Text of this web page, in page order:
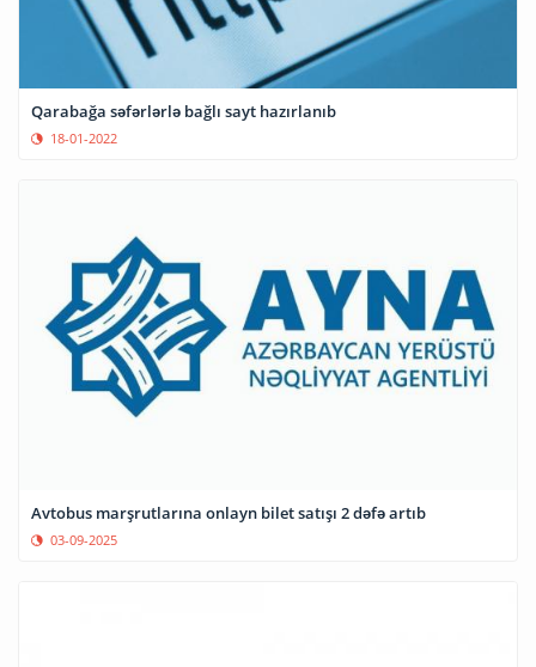
Qarabağa səfərlərlə bağlı sayt hazırlanıb
18-01-2022
Avtobus marşrutlarına onlayn bilet satışı 2 dəfə artıb
03-09-2025